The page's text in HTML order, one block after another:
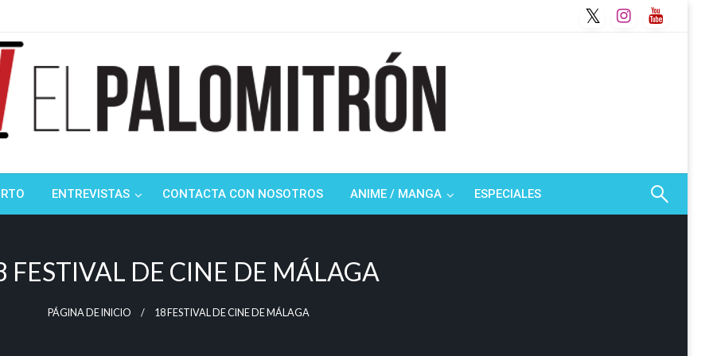
ENTREVISTAS CONTACTA CON NOSOTROS ANIME / MANGA ESPECIALES
FESTIVAL DE CINE DE MÁLAGA
PÁGINA DE INICIO 18 FESTIVAL DE CINE DE MÁLAGA